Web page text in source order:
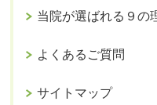
当院が選ばれる９の
よくあるご質問
サイトマップ